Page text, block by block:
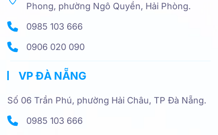
Phong, phường Ngô Quyền, Hải Phòng.
0985 103 666
0906 020 090
VP ĐÀ NẴNG
Số 06 Trần Phú, phường Hải Châu, TP Đà Nẵng.
0985 103 666